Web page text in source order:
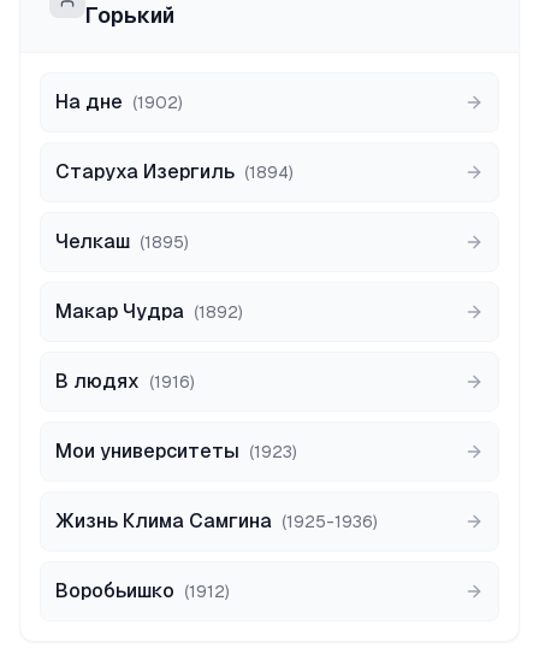
Горький
На дне (1902)
Старуха Изергиль (1894)
Челкаш (1895)
Макар Чудра (1892)
В людях (1916)
Мои университеты (1923)
Жизнь Клима Самгина (1925-1936)
Воробьишко (1912)